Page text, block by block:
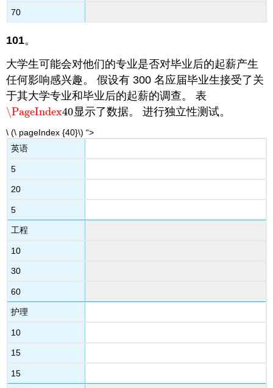
70
101。
大学生可能会对他们的专业是否对毕业后的起薪产生
任何影响感兴趣。 假设有 300 名应届毕业生接受了关
于其大学专业和毕业后的起薪的调查。 表
\PageIndex40
\PageIndex40显示了数据。 进行独立性测试。
\ (\ pageIndex {40}\) “>
英语
5
20
5
工程
10
30
60
护理
10
15
15